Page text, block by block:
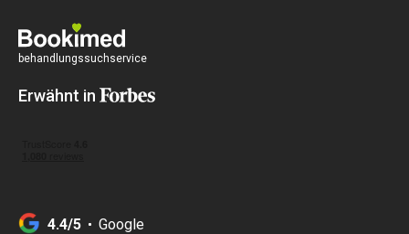
behandlungssuchservice
Erwähnt in
4.4/5 Google